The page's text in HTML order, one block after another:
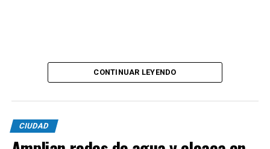
CONTINUAR LEYENDO
CIUDAD